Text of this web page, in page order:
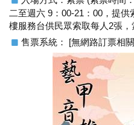
二至週六 9：00-21：00，提
樓服務台供民眾索取每人2張，
售票系統： [無網路訂票相